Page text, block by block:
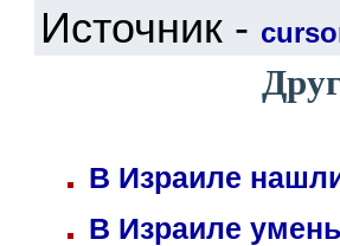
Источник -
В Израиле
В Израиле